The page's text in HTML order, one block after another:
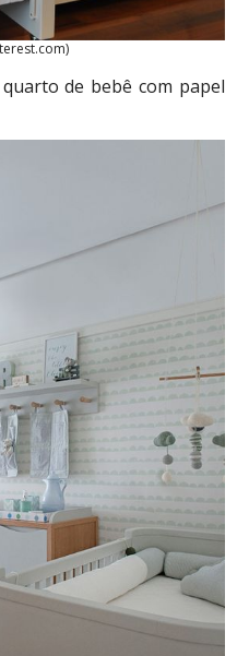
de bebê com papel